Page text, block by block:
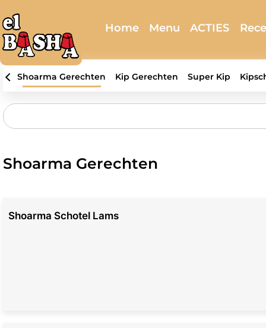
Home Menu ACTIES
Shoarma Gerechten Kip Gerechten Super Kip
Shoarma Gerechten
Shoarma Schotel Lams